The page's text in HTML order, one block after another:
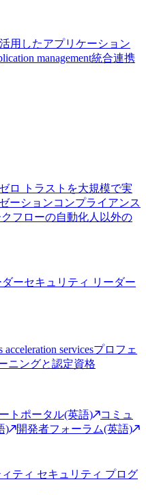
用したアプリケーション
management統合連携
ゼロ トラストを大規模で実
ーションコンプライアンス
フローの自動化人以外の
ーセキュリティ リーダー
acceleration servicesプロフェ
ニングと認定資格
トポータル(英語)
コミュ
)
開発者フォーラム(英語)
ティ セキュリティ プログ